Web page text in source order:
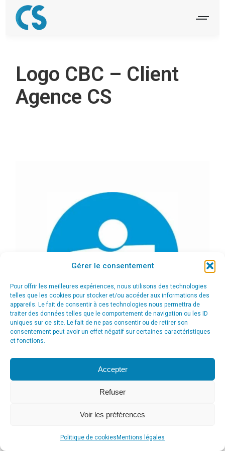
Gérer le consentement
Pour offrir les meilleures expériences, nous utilisons des technologies
telles que les cookies pour stocker et/ou accéder aux informations des
appareils. Le fait de consentir à ces technologies nous permettra de
traiter des données telles que le comportement de navigation ou les ID
uniques sur ce site. Le fait de ne pas consentir ou de retirer son
consentement peut avoir un effet négatif sur certaines caractéristiques
et fonctions.
Accepter
Refuser
Voir les préférences
Politique de cookies Mentions légales
Logo CBC – Client
Agence CS
© Agence Communication Support [ Agence CS ] - Conseil en
menu_principal